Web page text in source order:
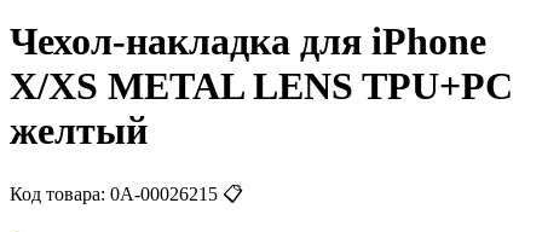
Чехол-накладка для iPhone
X/XS METAL LENS TPU+PC
желтый
Код товара: 0А-00026215 📋